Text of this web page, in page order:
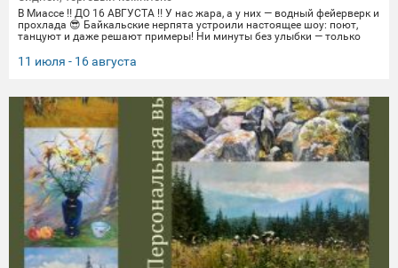
В Миассе ‼️ ДО 16 АВГУСТА ‼️ У нас жара, а у них — водный фейерверк и
прохлада 😎 Байкальские нерпята устроили настоящее шоу: поют,
танцуют и даже решают примеры! Ни минуты без улыбки — только
позитивом вместе с нами! 🌊 График представлений: Со среды по
пятницу 14:00, 16:00,18:30 Суббота и воскресенье
11 июля - 16 августа